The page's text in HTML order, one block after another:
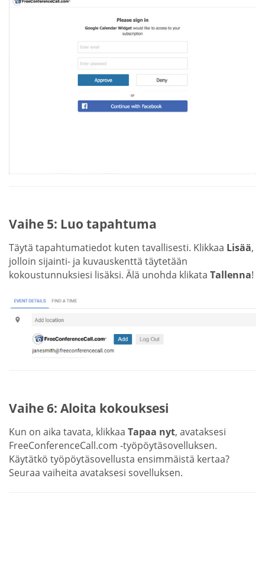
Vaihe 5: Luo tapahtuma
Täytä tapahtumatiedot kuten tavallisesti. Klikkaa Lisää,
jolloin sijainti- ja kuvauskenttä täytetään
kokoustunnuksiesi lisäksi. Älä unohda klikata Tallenna!
Vaihe 6: Aloita kokouksesi
Kun on aika tavata, klikkaa Tapaa nyt, avataksesi
FreeConferenceCall.com -työpöytäsovelluksen.
Käytätkö työpöytäsovellusta ensimmäistä kertaa?
Seuraa vaiheita avataksesi sovelluksen.